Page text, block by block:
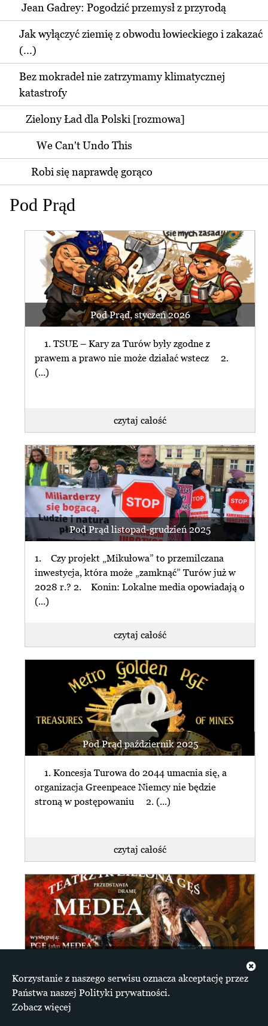
Jean Gadrey: Pogodzić przemysł z przyrodą
Jak wyłączyć ziemię z obwodu łowieckiego i zakazać
(...)
Bez mokradeł nie zatrzymamy klimatycznej
katastrofy
Zielony Ład dla Polski [rozmowa]
We Can't Undo This
Robi się naprawdę gorąco
Pod Prąd
Pod Prąd, styczeń 2026
1. TSUE – Kary za Turów były zgodne z
prawem a prawo nie może działać wstecz 2.
(...)
czytaj całość
Pod Prąd listopad-grudzień 2025
1. Czy projekt „Mikułowa” to przemilczana
inwestycja, która może „zamknąć” Turów już w
2028 r.? 2. Konin: Lokalne media opowiadają o
(...)
czytaj całość
Pod Prąd październik 2025
1. Koncesja Turowa do 2044 umacnia się, a
organizacja Greenpeace Niemcy nie będzie
stroną w postępowaniu 2. (...)
czytaj całość
1. Kopalnia Turów „niszczona” przez PGE 2.
Społeczeństwo w Bogatyni odczuwa „zerwanie”
kontaktu 3. Unia Europejska (...)
Korzystanie z naszego serwisu oznacza akceptację przez
Państwa naszej Polityki prywatności.
Zobacz więcej